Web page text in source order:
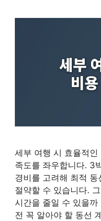
세부 여행 시 효율적
족도를 좌우합니다. 3
경비를 고려해 최적
절약할 수 있습니다.
시간을 줄일 수 있을까
전 꼭 알아야 할 동선